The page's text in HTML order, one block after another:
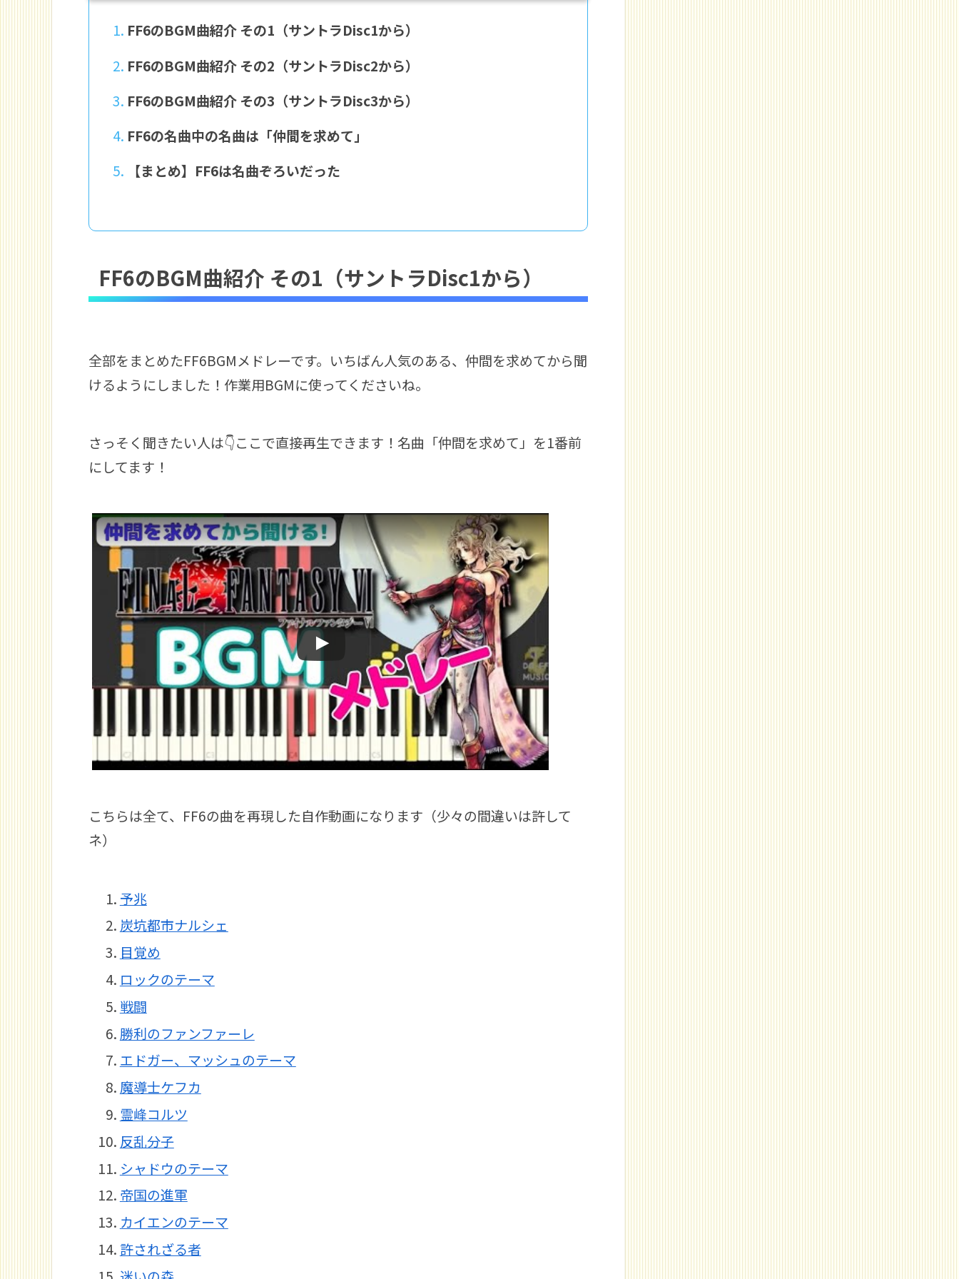
FF6のBGM曲紹介 その1（サントラDisc1から）
FF6のBGM曲紹介 その2（サントラDisc2から）
FF6のBGM曲紹介 その3（サントラDisc3から）
FF6の名曲中の名曲は「仲間を求めて」
【まとめ】FF6は名曲ぞろいだった
FF6のBGM曲紹介 その1（サントラDisc1から）
全部をまとめたFF6BGMメドレーです。いちばん人気のある、仲間を求めてから聞
けるようにしました！作業用BGMに使ってくださいね。
さっそく聞きたい人は👇ここで直接再生できます！名曲「仲間を求めて」を1番前
にしてます！
こちらは全て、FF6の曲を再現した自作動画になります（少々の間違いは許して
ネ）
予兆
炭坑都市ナルシェ
目覚め
ロックのテーマ
戦闘
勝利のファンファーレ
エドガー、マッシュのテーマ
魔導士ケフカ
霊峰コルツ
反乱分子
シャドウのテーマ
帝国の進軍
カイエンのテーマ
許されざる者